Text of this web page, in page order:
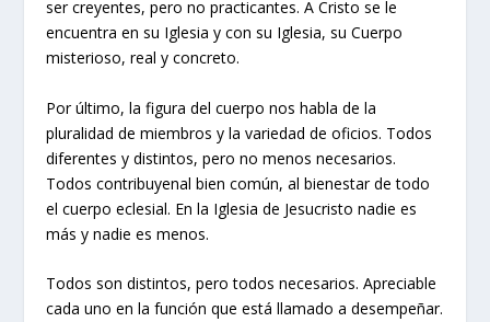
ser creyentes, pero no practicantes. A Cristo se le
encuentra en su Iglesia y con su Iglesia, su Cuerpo
misterioso, real y concreto.
Por último, la figura del cuerpo nos habla de la
pluralidad de miembros y la variedad de oficios. Todos
diferentes y distintos, pero no menos necesarios.
Todos contribuyenal bien común, al bienestar de todo
el cuerpo eclesial. En la Iglesia de Jesucristo nadie es
más y nadie es menos.
Todos son distintos, pero todos necesarios. Apreciable
cada uno en la función que está llamado a desempeñar.